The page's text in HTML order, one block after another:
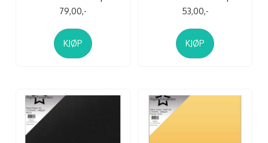
79,00,-
KJØP
53,00,-
KJØP